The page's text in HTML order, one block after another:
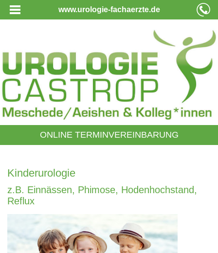
www.urologie-fachaerzte.de
ONLINE TERMINVEREINBARUNG
Kinderurologie
z.B. Einnässen, Phimose, Hodenhochstand,
Reflux